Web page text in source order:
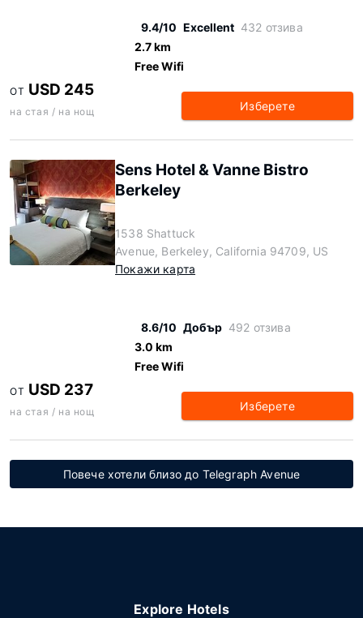
9.4/10 Excellent 432 отзива
2.7 km
Free Wifi
ОТ USD 245
на стая / на нощ Изберете
Sens Hotel & Vanne Bistro
Berkeley
1538 Shattuck
Avenue, Berkeley, California 94709, US
Покажи карта
8.6/10 Добър 492 отзива
3.0 km
Free Wifi
ОТ USD 237
на стая / на нощ Изберете
Повече хотели близо до Telegraph Avenue
Explore Hotels